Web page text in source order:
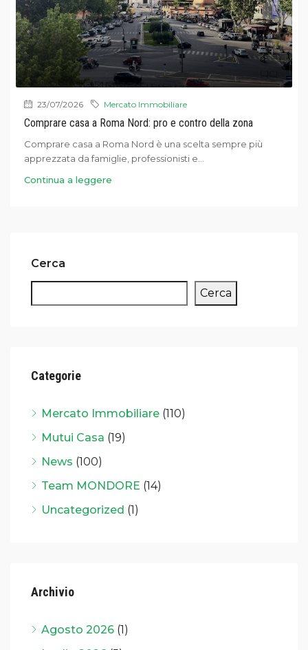
23/07/2026 Mercato Immobiliare
Comprare casa a Roma Nord: pro e contro della zona
Comprare casa a Roma Nord è una scelta sempre più
apprezzata da famiglie, professionisti e...
Continua a leggere
Cerca
Cerca
Categorie
Mercato Immobiliare (110)
Mutui Casa (19)
News (100)
Team MONDORE (14)
Uncategorized (1)
Archivio
Agosto 2026 (1)